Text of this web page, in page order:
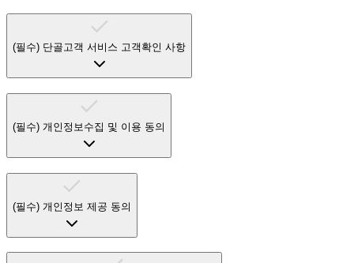
(필수) 단골고객 서비스 고객확인 사항
(필수) 개인정보수집 및 이용 동의
(필수) 개인정보 제공 동의